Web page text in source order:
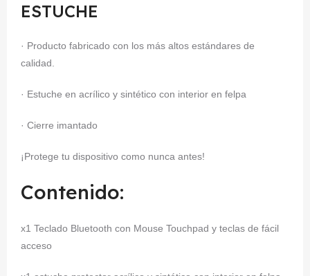
ESTUCHE
· Producto fabricado con los más altos estándares de
calidad.
· Estuche en acrílico y sintético con interior en felpa
· Cierre imantado
¡Protege tu dispositivo como nunca antes!
Contenido:
x1 Teclado Bluetooth con Mouse Touchpad y teclas de fácil
acceso